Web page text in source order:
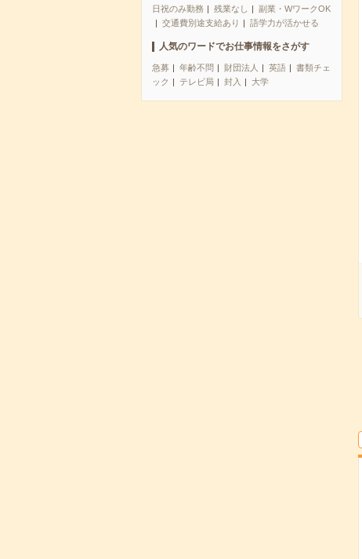
日祝のみ勤務
残業なし
副業・WワークOK
交通費別途支給あり
語学力が活かせる
人気のワードでお仕事情報をさがす
急募 年齢不問 財団法人 英語
書類チェ
ック
テレビ局 封入 大学